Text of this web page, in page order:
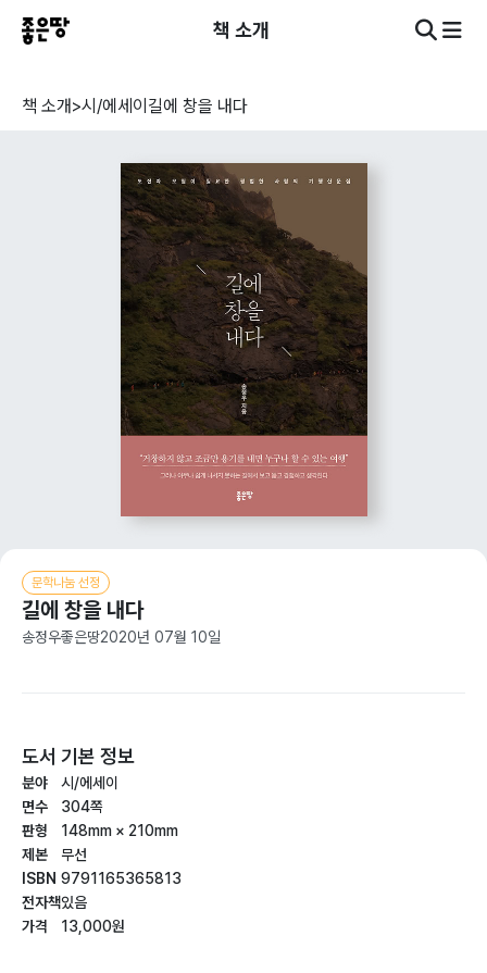
책 소개
책 소개>시/에세이 길에 창을 내다
문학나눔 선정
길에 창을 내다
송정우좋은땅2020년 07월 10일
도서 기본 정보
분야
면수
판형
제본
ISBN
전자책
가격
시/에세이
304쪽
148mm × 210mm
무선
9791165365813
있음
13,000원